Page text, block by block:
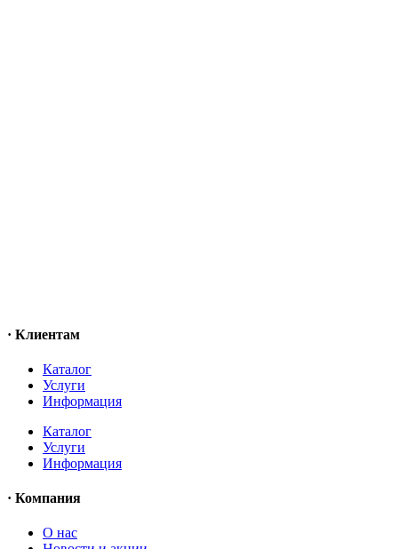
· Клиентам
Каталог
Услуги
Информация
Каталог
Услуги
Информация
· Компания
O нас